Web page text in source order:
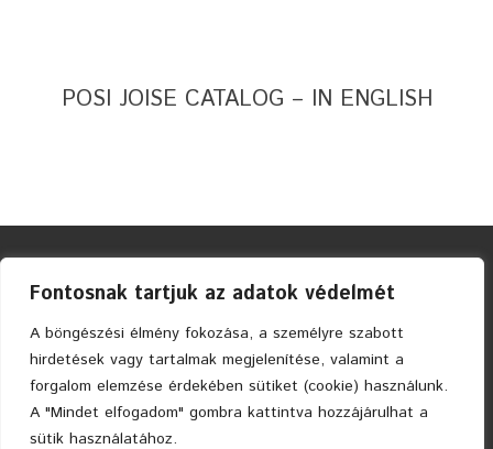
Fontosnak tartjuk az adatok védelmét
A böngészési élmény fokozása, a személyre szabott
hirdetések vagy tartalmak megjelenítése, valamint a
forgalom elemzése érdekében sütiket (cookie) használunk.
A "Mindet elfogadom" gombra kattintva hozzájárulhat a
sütik használatához.
POSI JOISE CATALOG – IN ENGLISH
Faszerkezetes Ház Kft. © 2004 Privacy Policy